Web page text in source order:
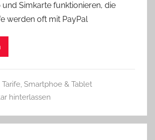
und Simkarte funktionieren, die
werden oft mit PayPal
, Smartphoe & Tablet
hinterlassen